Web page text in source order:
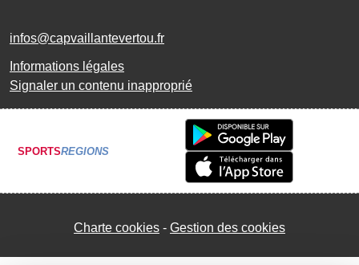
infos@capvaillantevertou.fr
Informations légales
Signaler un contenu inapproprié
SPORTSREGIONS
Charte cookies Gestion des cookies